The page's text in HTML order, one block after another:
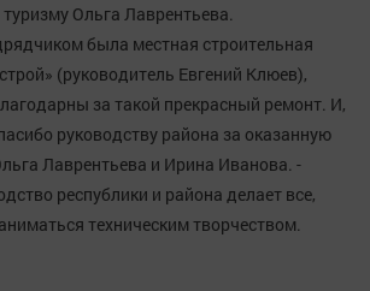
Ольга Лаврентьева.
была местная строительная
(руководитель Евгений Клюев),
за такой прекрасный ремонт. И,
руководству района за оказанную
Лаврентьева и Ирина Иванова. -
республики и района делает все,
техническим творчеством.